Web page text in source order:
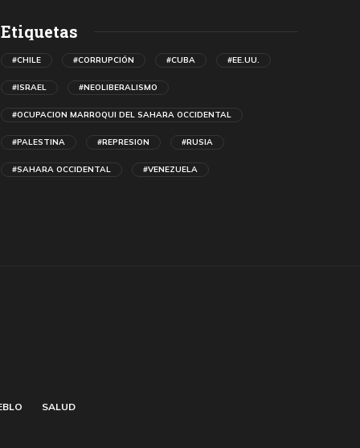
Etiquetas
#CHILE #CORRUPCIÓN #CUBA #EE.UU.
#ISRAEL #NEOLIBERALISMO
#OCUPACION MARROQUI DEL SAHARA OCCIDENTAL
#PALESTINA #REPRESION #RUSIA
#SAHARA OCCIDENTAL #VENEZUELA
SALUD